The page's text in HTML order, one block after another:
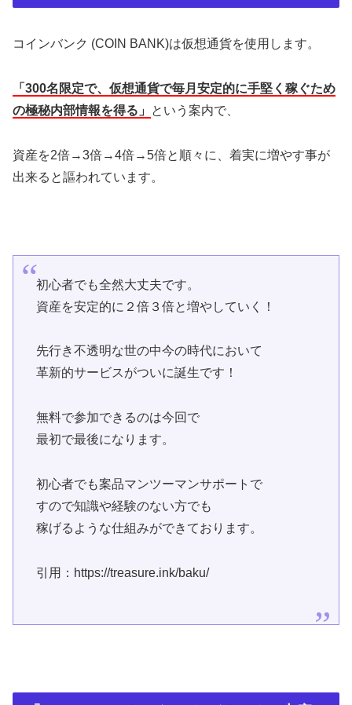
コインバンク (COIN BANK)は仮想通貨を使用します。
「300名限定で、仮想通貨で毎月安定的に手堅く稼ぐため
の極秘内部情報を得る」
という案内で、
資産を2倍→3倍→4倍→5倍と順々に、着実に増やす事が
出来ると謳われています。
初心者でも全然大丈夫です。
資産を安定的に２倍３倍と増やしていく！
先行き不透明な世の中今の時代において
革新的サービスがついに誕生です！
無料で参加できるのは今回で
最初で最後になります。
初心者でも案品マンツーマンサポートで
すので知識や経験のない方でも
稼げるような仕組みができております。
引用：https://treasure.ink/baku/